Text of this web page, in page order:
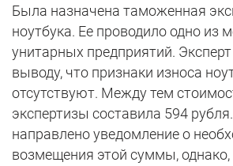
Была назначена таможенная
ноутбука. Ее проводило одно из
унитарных предприятий.
выводу, что признаки износа
отсутствуют. Между тем
экспертизы составила 594
направлено уведомление о
возмещения этой суммы, однако,